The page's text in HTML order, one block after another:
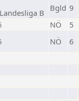
B
Bgld 9
NÖ
5
NÖ
6